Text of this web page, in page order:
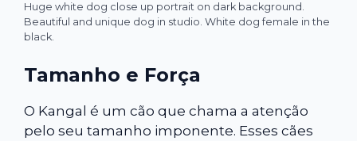
Huge white dog close up portrait on dark background.
Beautiful and unique dog in studio. White dog female in the
black.
Tamanho e Força
O Kangal é um cão que chama a atenção
pelo seu tamanho imponente. Esses cães